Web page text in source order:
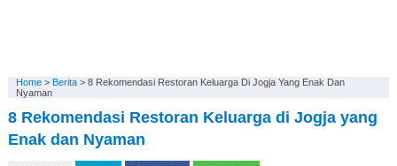
Home> Berita> 8 Rekomendasi Restoran Keluarga Di Jogja Yang Enak Dan
Nyaman
8 Rekomendasi Restoran Keluarga di Jogja yang
Enak dan Nyaman